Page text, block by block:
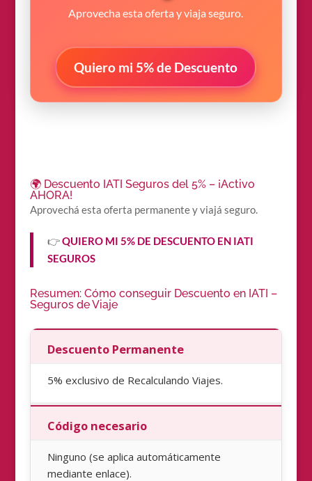
Aprovecha esta oferta y viaja seguro.
Quiero mi 5% de Descuento
🌍 Descuento IATI Seguros del 5% – ¡Activo
AHORA!
Aprovechá esta oferta permanente y viajá seguro.
👉QUIERO MI 5% DE DESCUENTO EN IATI
SEGUROS
Resumen: Cómo conseguir Descuento en IATI –
Seguros de Viaje
Descuento Permanente
5% exclusivo de Recalculando Viajes.
Código necesario
Ninguno (se aplica automáticamente
mediante enlace).